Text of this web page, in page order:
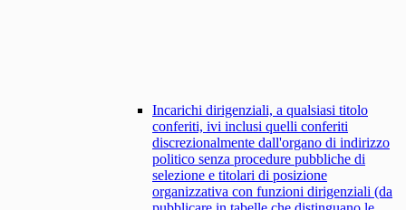
Incarichi dirigenziali, a qualsiasi titolo
conferiti, ivi inclusi quelli conferiti
discrezionalmente dall'organo di indirizzo
politico senza procedure pubbliche di
selezione e titolari di posizione
organizzativa con funzioni dirigenziali (da